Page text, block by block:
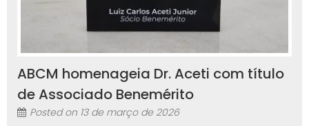
ABCM homenageia Dr. Aceti com título
de Associado Benemérito
Posted on 13 de março de 2026